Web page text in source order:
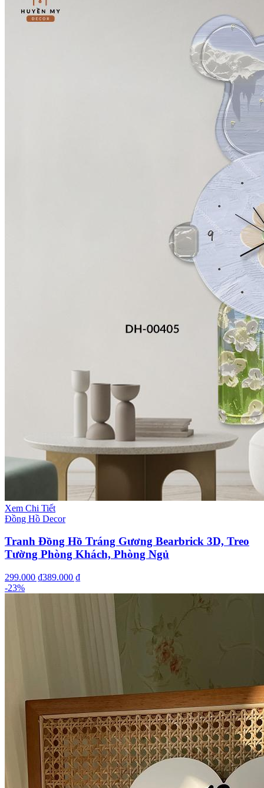
Xem Chi Tiết
Đồng Hồ Decor
Tranh Đồng Hồ Tráng Gương Bearbrick 3D, Treo
Tường Phòng Khách, Phòng Ngủ
299.000 ₫389.000 ₫
-23%